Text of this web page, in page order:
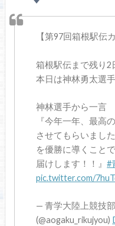
【第97回箱根駅伝
箱根駅伝まで残り2
本日は神林勇太選
神林選手から一言
『今年一年、最高
させてもらいまし
を優勝に導くこと
届けします！！』#
pic.twitter.com/
— 青学大陸上競技
(@aogaku_rikujyou)